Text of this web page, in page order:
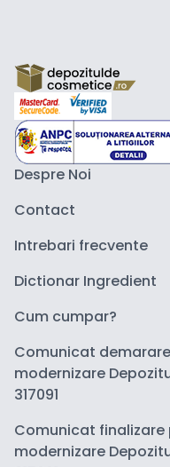
Despre Noi
Contact
Intrebari frecvente
Dictionar Ingredient
Cum cumpar?
Comunicat
modernizare
317091
Comunicat finalizare
modernizare